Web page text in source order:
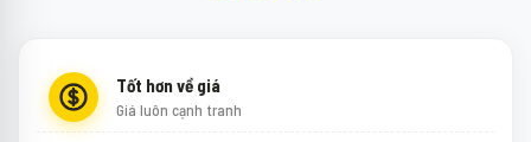
Tốt hơn về giá
Giá luôn cạnh tranh